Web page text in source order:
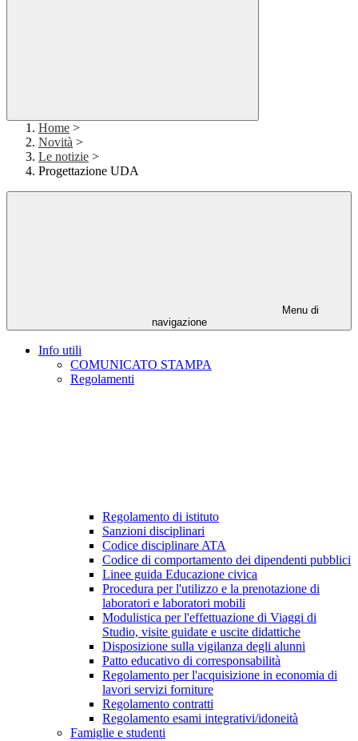
Home >
Novità >
Le notizie >
Progettazione UDA
Menu di
navigazione
Info utili
COMUNICATO STAMPA
Regolamenti
Regolamento di istituto
Sanzioni disciplinari
Codice disciplinare ATA
Codice di comportamento dei dipendenti pubblici
Linee guida Educazione civica
Procedura per l'utilizzo e la prenotazione di
laboratori e laboratori mobili
Modulistica per l'effettuazione di Viaggi di
Studio, visite guidate e uscite didattiche
Disposizione sulla vigilanza degli alunni
Patto educativo di corresponsabilità
Regolamento per l'acquisizione in economia di
lavori servizi forniture
Regolamento contratti
Regolamento esami integrativi/idoneità
Famiglie e studenti